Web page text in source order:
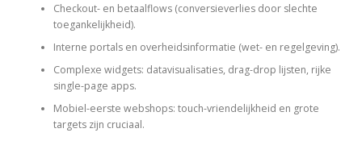
Checkout- en betaalflows (conversieverlies door slechte
toegankelijkheid).
Interne portals en overheidsinformatie (wet- en regelgeving).
Complexe widgets: datavisualisaties, drag-drop lijsten, rijke
single-page apps.
Mobiel-eerste webshops: touch-vriendelijkheid en grote
targets zijn cruciaal.